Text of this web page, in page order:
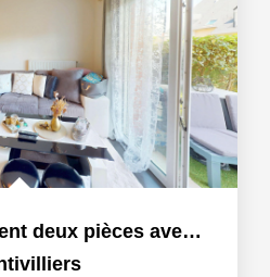
"NOVA" Appartement deux pièces avec jardin à vendre à...